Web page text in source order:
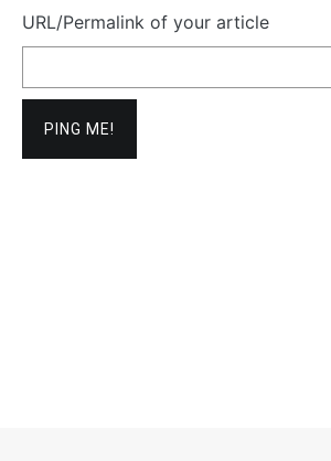
URL/Permalink of your article